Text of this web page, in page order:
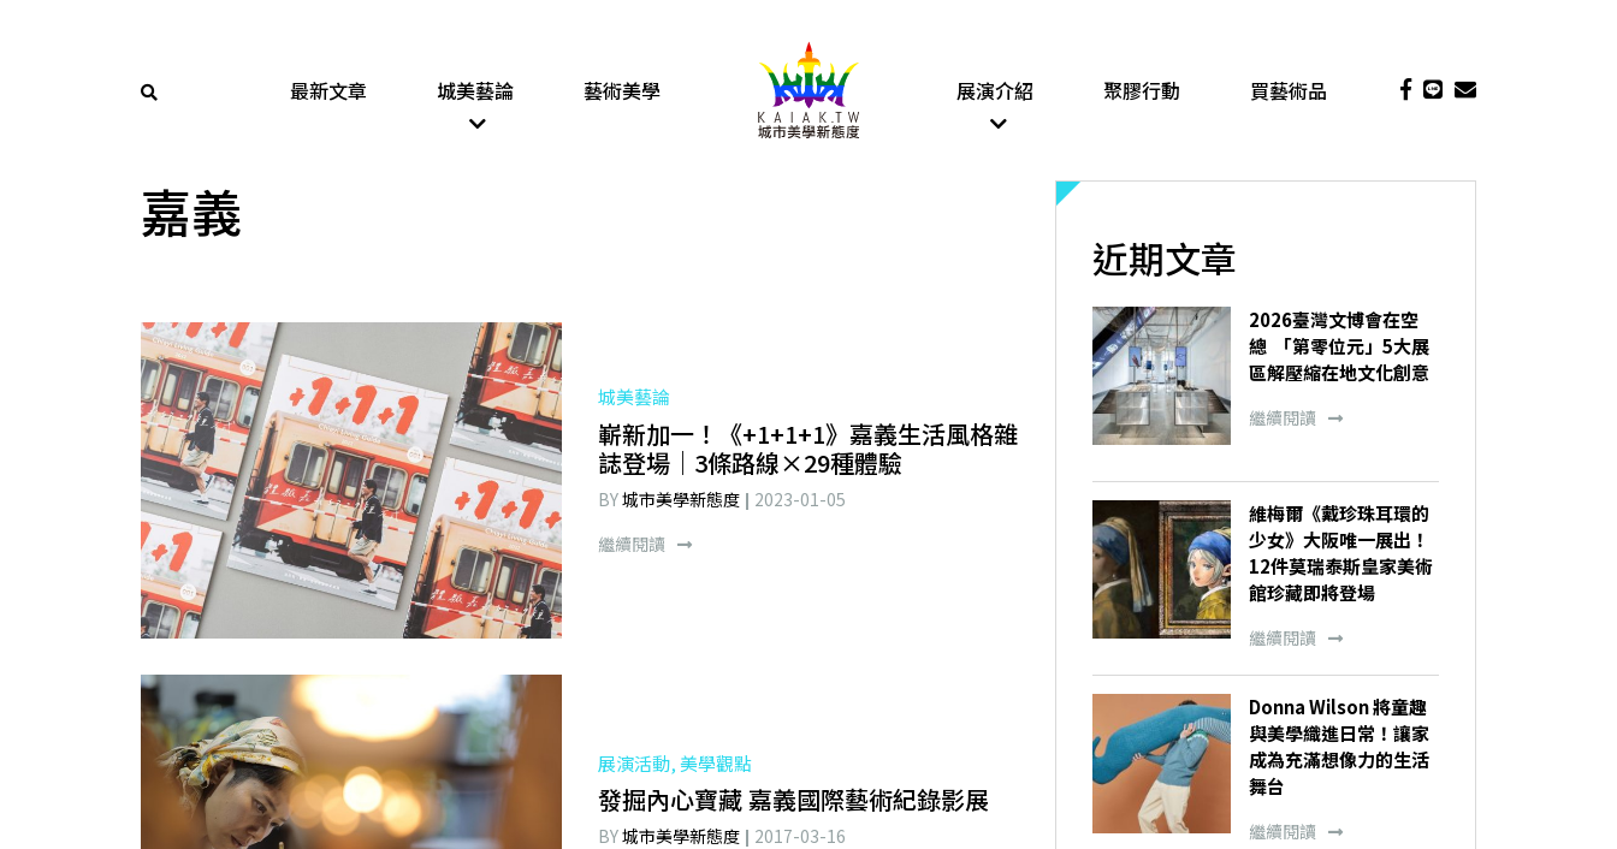
最新文章 城美藝論 藝術美學 展演介紹 聚膠行動 買藝術品
嘉義
城美藝論
嶄新加一！《+1+1+1》嘉義生活風格雜
誌登場｜3條路線×29種體驗
BY城市美學新態度
2023-01-05
繼續閱讀
展演活動, 美學觀點
發掘內心寶藏 嘉義國際藝術紀錄影展
BY城市美學新態度
2017-03-16
近期文章
2026臺灣文博會在空
總 「第零位元」5大展
區解壓縮在地文化創意
繼續閱讀
維梅爾《戴珍珠耳環的
少女》大阪唯一展出！
12件莫瑞泰斯皇家美術
館珍藏即將登場
繼續閱讀
Donna Wilson 將童趣
與美學織進日常！讓家
成為充滿想像力的生活
舞台
繼續閱讀